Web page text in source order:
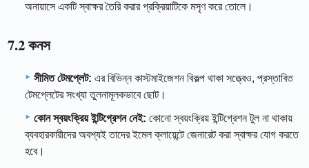
অনায়াসে একটি স্বাক্ষর তৈরি করার প্রক্রিয়াটিকে মসৃণ করে তোলে।
7.2 কনস
সীমিত টেমপ্লেট: এর বিভিন্ন কাস্টমাইজেশন বিকল্প থাকা সত্ত্বেও, প্রস্তাবিত
টেমপ্লেটের সংখ্যা তুলনামূলকভাবে ছোট।
কোন স্বয়ংক্রিয় ইন্টিগ্রেশন নেই: কোনো স্বয়ংক্রিয় ইন্টিগ্রেশন টুল না থাকায়
ব্যবহারকারীদের অবশ্যই তাদের ইমেল ক্লায়েন্টে জেনারেট করা স্বাক্ষর যোগ করতে
হবে।